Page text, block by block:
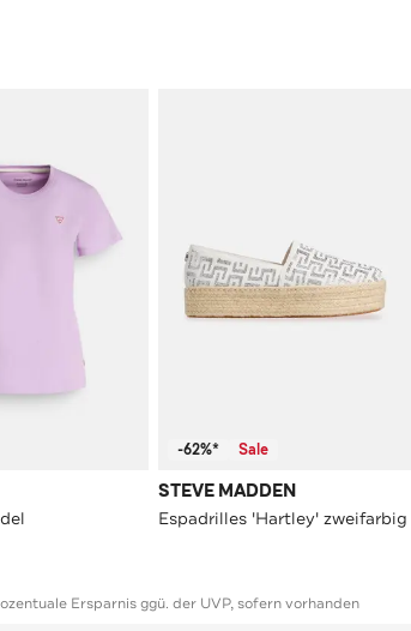
-62%* Sale
STEVE MADDEN
Espadrilles 'Hartley' zweifarbig
Ersparnis ggü. der UVP, sofern vorhanden